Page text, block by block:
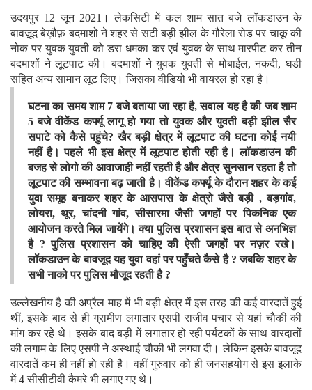
उदयपुर 12 जून 2021। लेकसिटी में कल शाम सात बजे लॉकडाउन के
बावज़ूद बेख़ौफ़ बदमाशो ने शहर से सटी बड़ी झील के गौरेला रोड पर चाकू की
नोक पर युवक युवती को डरा धमका कर एवं युवक के साथ मारपीट कर तीन
बदमाशों ने लूटपाट की। बदमाशों ने युवक युवती से मोबाईल, नकदी, घडी
सहित अन्य सामान लूट लिए। जिसका वीडियो भी वायरल हो रहा है।
घटना का समय शाम 7 बजे बताया जा रहा है, सवाल यह है की जब शाम
5 बजे वीकेंड कर्फ्यू लागू हो गया तो युवक और युवती बड़ी झील सैर
सपाटे को कैसे पहुंचे? खैर बड़ी क्षेत्र में लूटपाट की घटना कोई नयी
नहीं है। पहले भी इस क्षेत्र में लूटपाट होती रही है। लॉकडाउन की
बजह से लोगो की आवाजाही नहीं रहती है और क्षेत्र सुनसान रहता है तो
लूटपाट की सम्भावना बढ़ जाती है। वीकेंड कर्फ्यू के दौरान शहर के कई
युवा समूह बनाकर शहर के आसपास के क्षेत्रो जैसे बड़ी , बड़गांव,
लोयरा, थूर, चांदनी गांव, सीसारमा जैसी जगहों पर पिकनिक एक
आयोजन करते मिल जायेंगे। क्या पुलिस प्रशासन इस बात से अनभिज्ञ
है ? पुलिस प्रशासन को चाहिए की ऐसी जगहों पर नज़र रखे।
लॉकडाउन के बावजूद यह युवा वहां पर पहुँचते कैसे है ? जबकि शहर के
सभी नाको पर पुलिस मौजूद रहती है ?
उल्लेखनीय है की अप्रैल माह में भी बड़ी क्षेत्र में इस तरह की कई वारदातें हुई
थीं, इसके बाद से ही ग्रामीण लगातार एसपी राजीव पचार से यहां चाैकी की
मांग कर रहे थे। इसके बाद बड़ी में लगातार हो रही पर्यटकों के साथ वारदातों
की लगाम के लिए एसपी ने अस्थाई चौकी भी लगवा दी। लेकिन इसके बावजूद
वारदातें कम ही नहीं हाे रही है। वहीं गुरुवार को ही जनसहयोग से इस इलाके
में 4 सीसीटीवी कैमरे भी लगाए गए थे।